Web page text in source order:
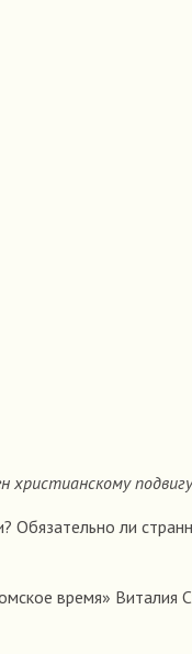
христианскому
Обязательно ли
время» Виталия